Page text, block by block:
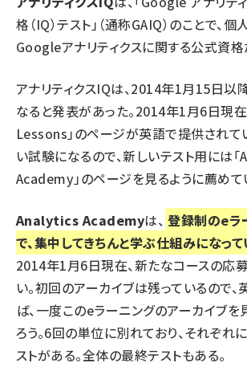
格（IQ）テスト」（通称GAIQ）のことで、
Googleアナリティクスに関する公式資格
アナリティクスIQは、2014年1月15日以
なると発表があった。2014年1月6日現
Lessons」のページが英語で提供されて
い試験になるので、新しいテスト用には
Academy」のページを見るように薦めて
Analytics Academyは、 登録制のeラ
で、集中してきちんと学ぶ仕組みになっ
2014年1月6日現在、新たなコースの応
い。初回のアーカイブは残っているので
ば、一度このeラーニングのアーカイブを
ろう。6回の単位に別れており、それぞれ
ストがある。全体の最終テストもある。